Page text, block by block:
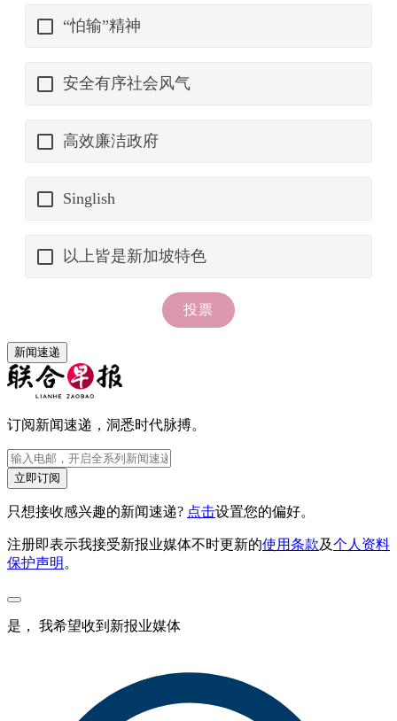
新闻速递
订阅新闻速递，洞悉时代脉搏。
立即订阅
只想接收感兴趣的新闻速递? 点击设置您的偏好。
注册即表示我接受新报业媒体不时更新的使用条款及个人资料
保护声明 。
是， 我希望收到新报业媒体